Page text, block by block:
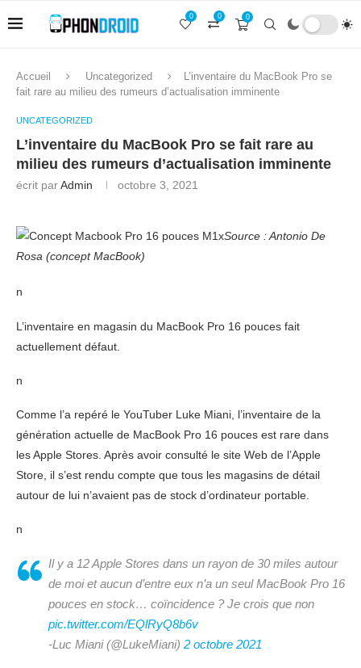
0
0
0
Accueil Uncategorized
L’inventaire du MacBook Pro se
fait rare au milieu des rumeurs d’actualisation imminente
UNCATEGORIZED
L’inventaire du MacBook Pro se fait rare au
milieu des rumeurs d’actualisation imminente
écrit parAdmin octobre 3, 2021
Source : Antonio De
Rosa (concept MacBook)
n
L’inventaire en magasin du MacBook Pro 16 pouces fait
actuellement défaut.
n
Comme l’a repéré le YouTuber Luke Miani, l’inventaire de la
génération actuelle de MacBook Pro 16 pouces est rare dans
les Apple Stores. Après avoir consulté le site Web de l’Apple
Store, il s’est rendu compte que tous les magasins de détail
autour de lui n’avaient pas de stock d’ordinateur portable.
n
Il y a 12 Apple Stores dans un rayon de 30 miles autour
de moi et aucun d’entre eux n’a un seul MacBook Pro 16
pouces en stock… coïncidence ? Je crois que non
pic.twitter.com/EQlRyQ8b6v
-Luc Miani (@LukeMiani) 2 octobre 2021